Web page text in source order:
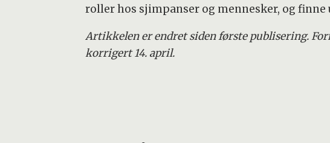
roller hos sjimpanser og mennesker, og finne
Artikkelen er endret siden første publisering.
korrigert 14. april.